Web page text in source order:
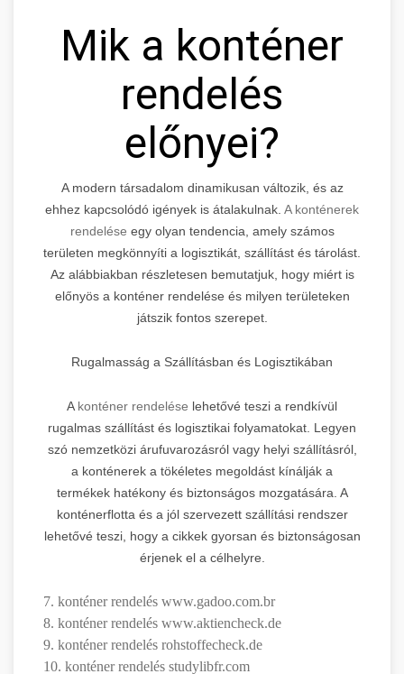
Mik a konténer
rendelés
előnyei?
A modern társadalom dinamikusan változik, és az
ehhez kapcsolódó igények is átalakulnak. A konténerek
rendelése egy olyan tendencia, amely számos
területen megkönnyíti a logisztikát, szállítást és tárolást.
Az alábbiakban részletesen bemutatjuk, hogy miért is
előnyös a konténer rendelése és milyen területeken
játszik fontos szerepet.
Rugalmasság a Szállításban és Logisztikában
A konténer rendelése lehetővé teszi a rendkívül
rugalmas szállítást és logisztikai folyamatokat. Legyen
szó nemzetközi árufuvarozásról vagy helyi szállításról,
a konténerek a tökéletes megoldást kínálják a
termékek hatékony és biztonságos mozgatására. A
konténerflotta és a jól szervezett szállítási rendszer
lehetővé teszi, hogy a cikkek gyorsan és biztonságosan
érjenek el a célhelyre.
7. konténer rendelés www.gadoo.com.br
8. konténer rendelés www.aktiencheck.de
9. konténer rendelés rohstoffecheck.de
10. konténer rendelés studylibfr.com